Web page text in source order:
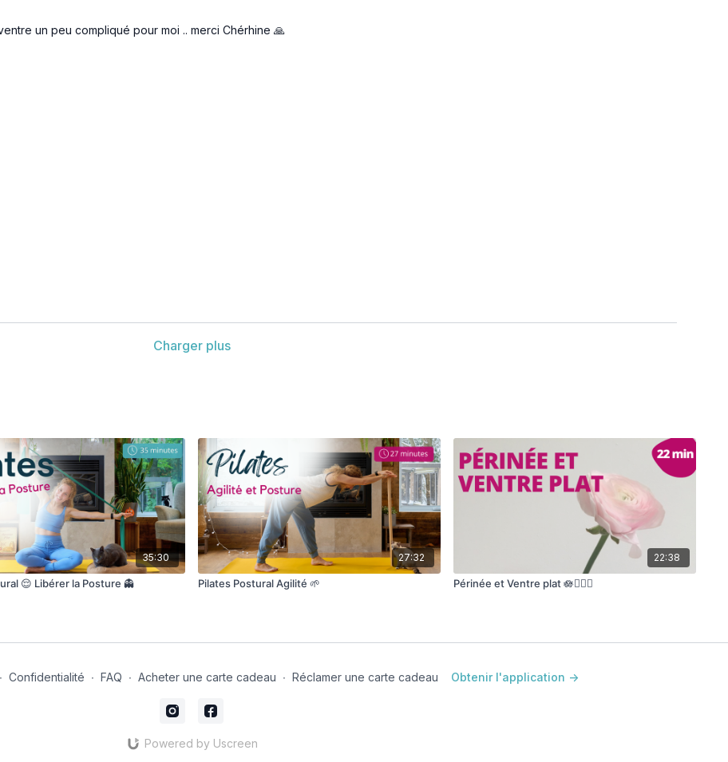
un peu compliqué pour moi .. merci Chérhine 🙏
Charger plus
35:30
😌 Libérer la Posture 👻
27:32
Pilates Postural Agilité 🌱
22:38
Périnée et Ventre plat 🪷🧘🏽‍♀️
∙ Confidentialité ∙ FAQ ∙ Acheter une carte cadeau ∙ Réclamer une carte cadeau Obtenir l'application ->
Powered by Uscreen